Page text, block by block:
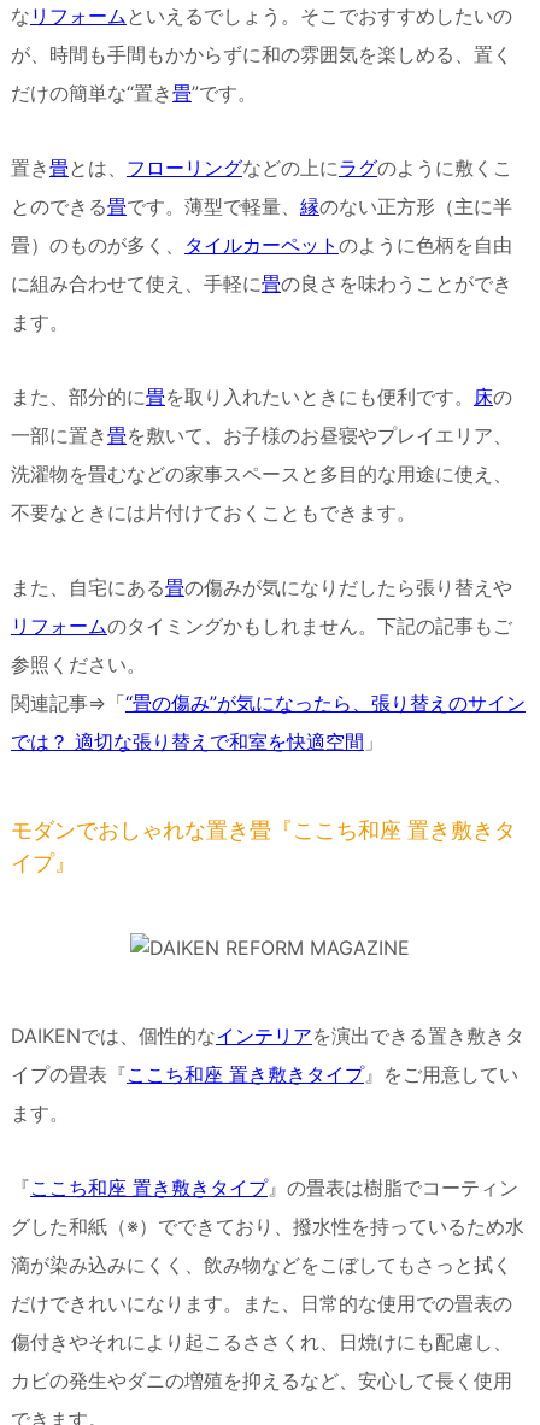
な リフォーム といえるでしょう。そこでおすすめしたいの
が、時間も手間もかからずに和の雰囲気を楽しめる、置く
だけの簡単な“置き畳”です。
置き畳とは、 フローリングなどの上にラグのように敷くこ
とのできる畳です。薄型で軽量、 縁のない正方形（主に半
畳）のものが多く、
タイルカーペット のように色柄を自由
に組み合わせて使え、手軽に畳の良さを味わうことができ
ます。
また、部分的に畳を取り入れたいときにも便利です。 床の
一部に置き畳を敷いて、お子様のお昼寝やプレイエリア、
洗濯物を畳むなどの家事スペースと多目的な用途に使え、
不要なときには片付けておくこともできます。
また、自宅にある畳の傷みが気になりだしたら張り替えや
リフォームのタイミングかもしれません。下記の記事もご
参照ください。
関連記事⇒「“畳の傷み”が気になったら、張り替えのサイン
では？ 適切な張り替えで和室を快適空間 」
モダンでおしゃれな置き畳『ここち和座 置き敷きタ
イプ』
DAIKENでは、個性的なインテリアを演出できる置き敷きタ
イプの畳表『ここち和座 置き敷きタイプ』をご用意してい
ます。
『ここち和座 置き敷きタイプ』の畳表は樹脂でコーティン
グした和紙（※）でできており、撥水性を持っているため水
滴が染み込みにくく、飲み物などをこぼしてもさっと拭く
だけできれいになります。また、日常的な使用での畳表の
傷付きやそれにより起こるささくれ、日焼けにも配慮し、
カビの発生やダニの増殖を抑えるなど、安心して長く使用
できます。